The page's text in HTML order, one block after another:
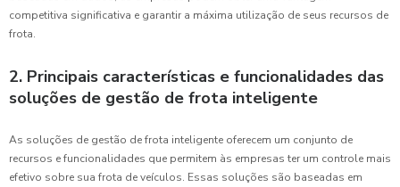
competitiva significativa e garantir a máxima utilização de seus recursos de
frota.
2. Principais características e funcionalidades das
soluções de gestão de frota inteligente
As soluções de gestão de frota inteligente oferecem um conjunto de
recursos e funcionalidades que permitem às empresas ter um controle mais
efetivo sobre sua frota de veículos. Essas soluções são baseadas em